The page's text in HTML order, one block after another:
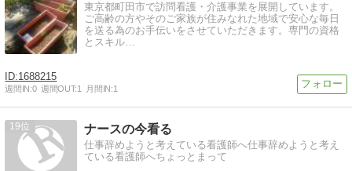
東京都町田市で訪問看護・介護事業を展開しています。
ご高齢の方やそのご家族が住みなれた地域で安心な毎日
を送る為のお手伝いをさせていただきます。専門の資格
とスキル…
1688215
週間IN:0 週間OUT:1 月間IN:1
19 ナースの今看る
仕事辞めようと考えている看護師へ仕事辞めようと考え
ている看護師へちょっとまって